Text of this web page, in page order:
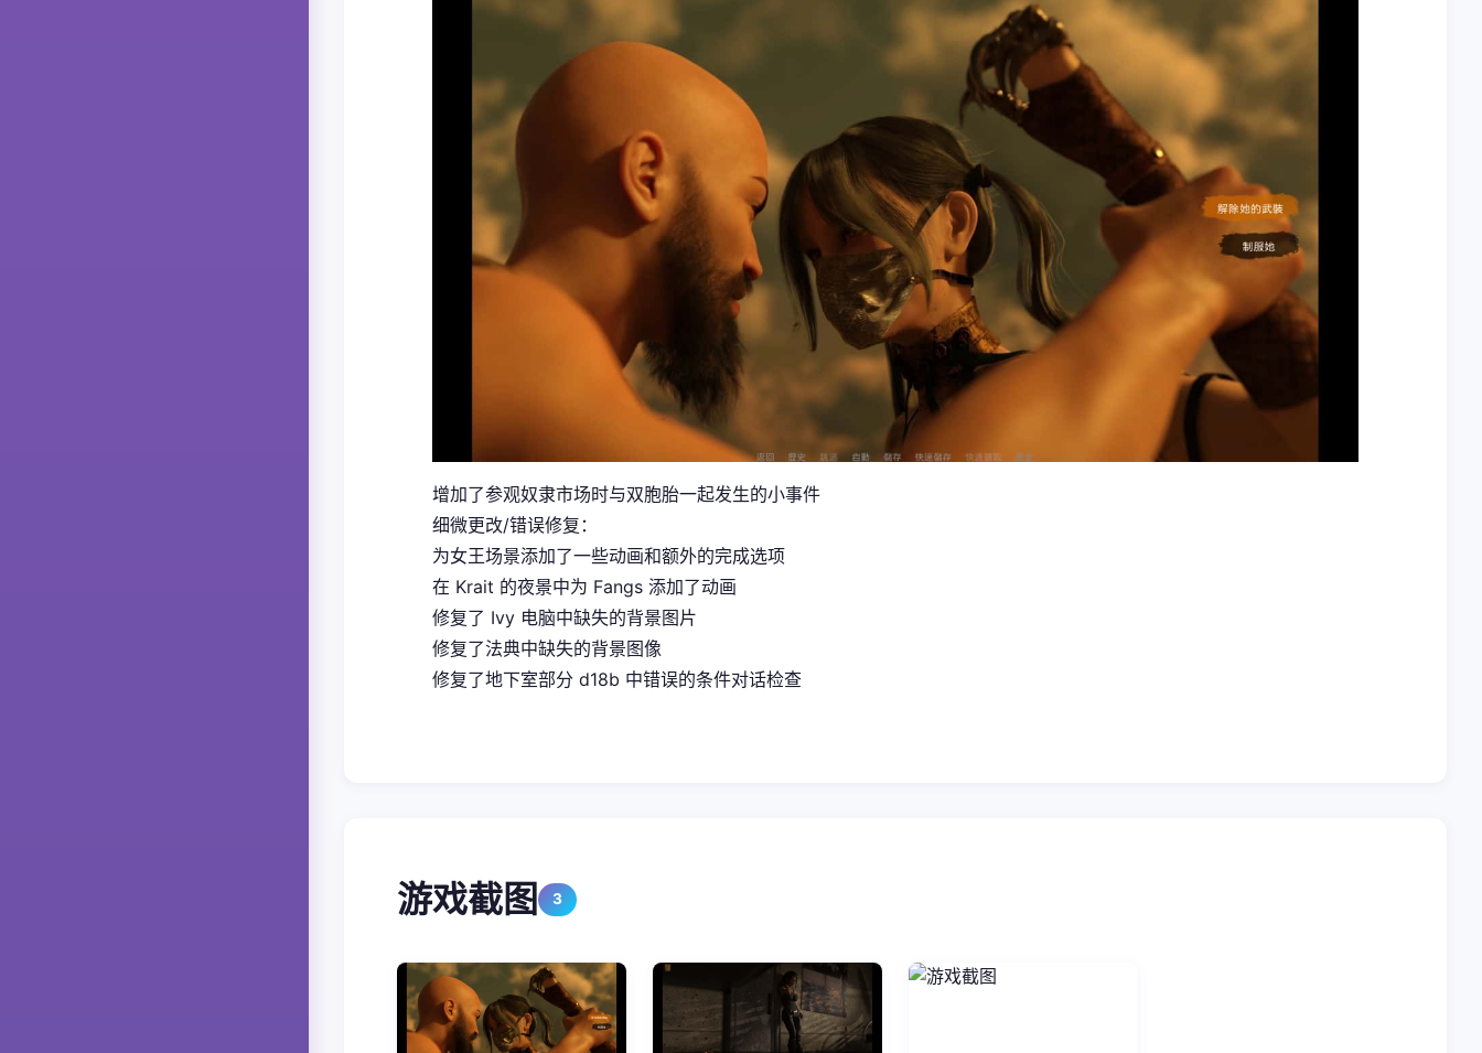
增加了参观奴隶市场时与双胞胎一起发生的小事件
细微更改/错误修复：
为女王场景添加了一些动画和额外的完成选项
在 Krait 的夜景中为 Fangs 添加了动画
修复了 Ivy 电脑中缺失的背景图片
修复了法典中缺失的背景图像
修复了地下室部分 d18b 中错误的条件对话检查
游戏截图 3